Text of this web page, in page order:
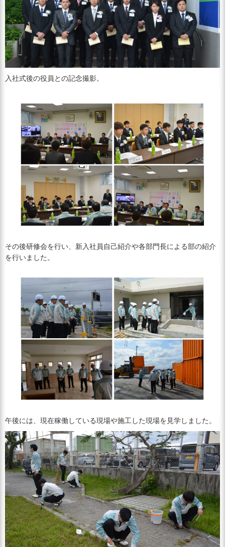
入社式後の役員との記念撮影。
その後研修会を行い、新入社員自己紹介や各部門長による部の紹介
を行いました。
午後には、現在稼働している現場や施工した現場を見学しました。